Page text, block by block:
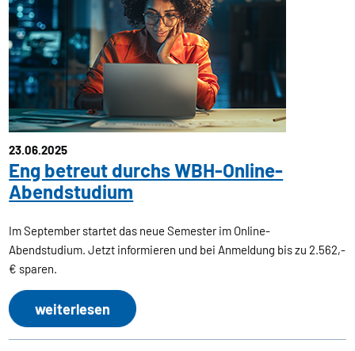
23.06.2025
Eng betreut durchs WBH-Online-
Abendstudium
Im September startet das neue Semester im Online-
Abendstudium. Jetzt informieren und bei Anmeldung bis zu 2.562,-
€ sparen.
weiterlesen